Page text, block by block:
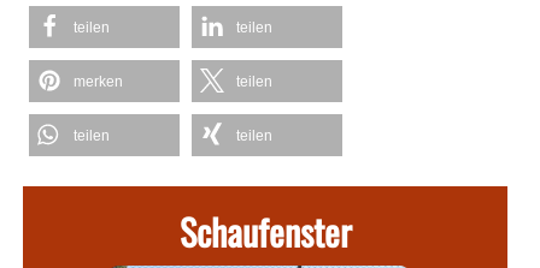
teilen teilen
merken teilen
teilen teilen
Schaufenster